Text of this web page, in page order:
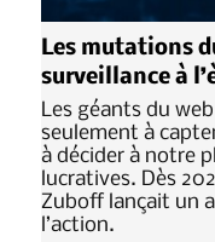
Les mutations
surveillance à
Les géants du
seulement à
à décider à notre
lucratives. Dès
Zuboff lançait un
l’action.